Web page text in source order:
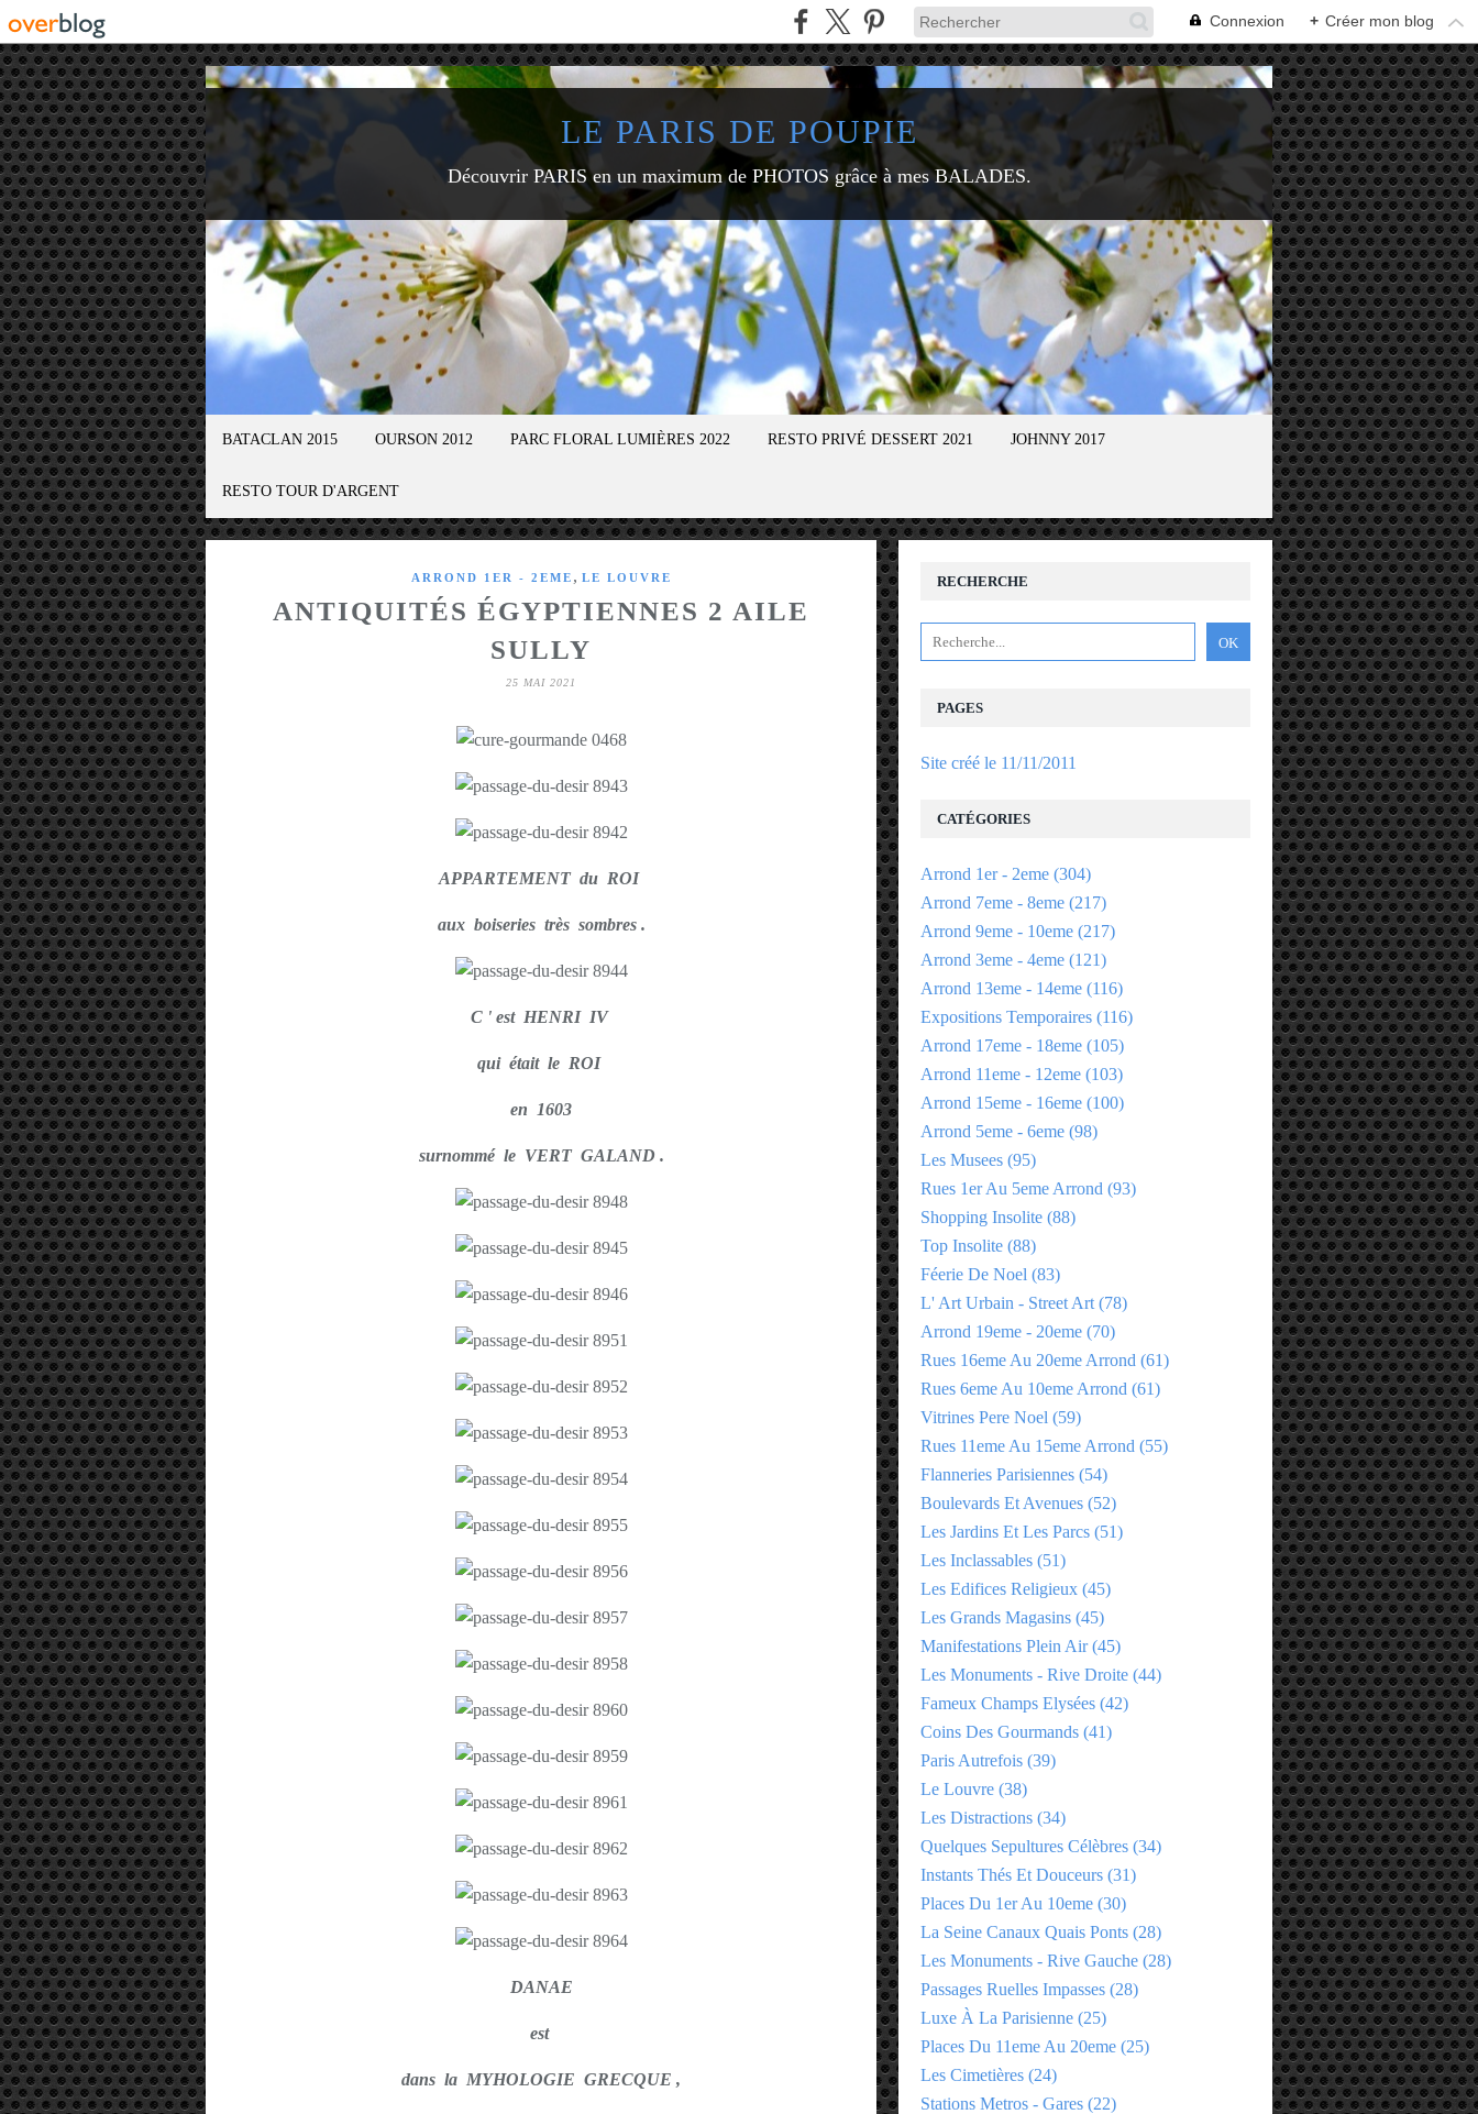
Connexion + Créer mon blog
LE PARIS DE POUPIE
Découvrir PARIS en un maximum de PHOTOS grâce à mes BALADES.
BATACLAN 2015 OURSON 2012 PARC FLORAL LUMIÈRES 2022 RESTO PRIVÉ DESSERT 2021 JOHNNY 2017
RESTO TOUR D'ARGENT
ARROND 1ER - 2EME , LE LOUVRE
ANTIQUITÉS ÉGYPTIENNES 2 AILE
SULLY
25 MAI 2021
APPARTEMENT du ROI
aux boiseries très sombres .
C ' est HENRI IV
qui était le ROI
en 1603
surnommé le VERT GALAND .
DANAE
est
dans la MYHOLOGIE GRECQUE ,
RECHERCHE
PAGES
Site créé le 11/11/2011
CATÉGORIES
Arrond 1er - 2eme (304)
Arrond 7eme - 8eme (217)
Arrond 9eme - 10eme (217)
Arrond 3eme - 4eme (121)
Arrond 13eme - 14eme (116)
Expositions Temporaires (116)
Arrond 17eme - 18eme (105)
Arrond 11eme - 12eme (103)
Arrond 15eme - 16eme (100)
Arrond 5eme - 6eme (98)
Les Musees (95)
Rues 1er Au 5eme Arrond (93)
Shopping Insolite (88)
Top Insolite (88)
Féerie De Noel (83)
L' Art Urbain - Street Art (78)
Arrond 19eme - 20eme (70)
Rues 16eme Au 20eme Arrond (61)
Rues 6eme Au 10eme Arrond (61)
Vitrines Pere Noel (59)
Rues 11eme Au 15eme Arrond (55)
Flanneries Parisiennes (54)
Boulevards Et Avenues (52)
Les Jardins Et Les Parcs (51)
Les Inclassables (51)
Les Edifices Religieux (45)
Les Grands Magasins (45)
Manifestations Plein Air(45)
Les Monuments - Rive Droite (44)
Fameux Champs Elysées (42)
Coins Des Gourmands (41)
Paris Autrefois (39)
Le Louvre (38)
Les Distractions (34)
Quelques Sepultures Célèbres (34)
Instants Thés Et Douceurs (31)
Places Du 1er Au 10eme (30)
La Seine Canaux Quais Ponts (28)
Les Monuments - Rive Gauche (28)
Passages Ruelles Impasses (28)
Luxe À La Parisienne (25)
Places Du 11eme Au 20eme (25)
Les Cimetières (24)
Stations Metros - Gares (22)